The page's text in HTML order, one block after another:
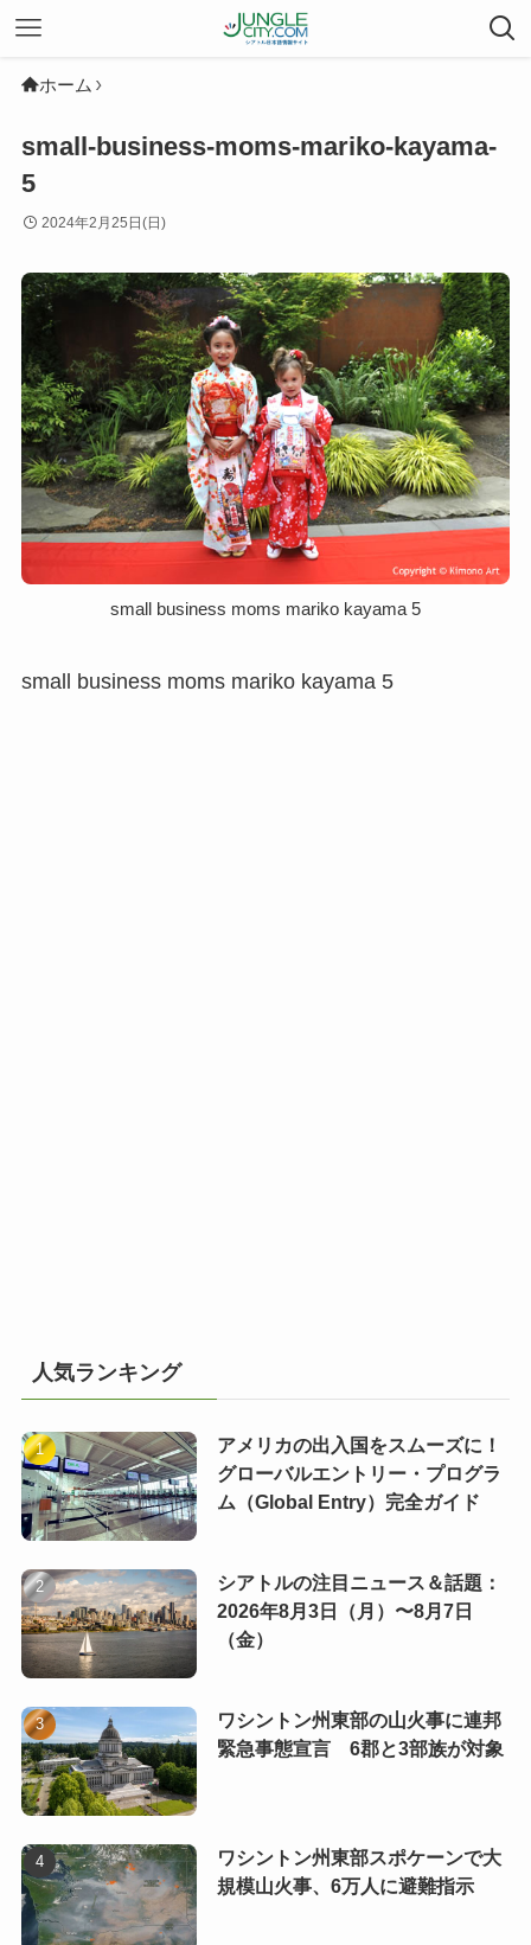
ホーム
small-business-moms-mariko-kayama-
5
2024年2月25日(日)
small business moms mariko kayama 5
small business moms mariko kayama 5
人気ランキング
アメリカの出入国をスムーズに！
グローバルエントリー・プログラ
ム（Global Entry）完全ガイド
シアトルの注目ニュース＆話題：
2026年8月3日（月）〜8月7日
（金）
ワシントン州東部の山火事に連邦
緊急事態宣言 6郡と3部族が対象
ワシントン州東部スポケーンで大
規模山火事、6万人に避難指示